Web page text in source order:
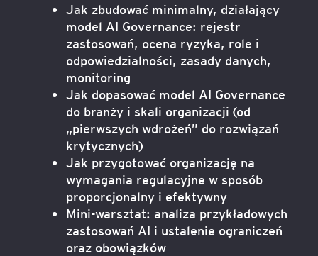
Jak zbudować minimalny, działający
model AI Governance: rejestr
zastosowań, ocena ryzyka, role i
odpowiedzialności, zasady danych,
monitoring
Jak dopasować model AI Governance
do branży i skali organizacji (od
„pierwszych wdrożeń” do rozwiązań
krytycznych)
Jak przygotować organizację na
wymagania regulacyjne w sposób
proporcjonalny i efektywny
Mini-warsztat: analiza przykładowych
zastosowań AI i ustalenie ograniczeń
oraz obowiązków